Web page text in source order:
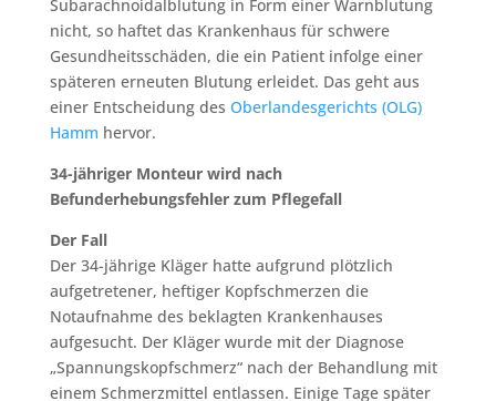
Subarachnoidalblutung in Form einer Warnblutung
nicht, so haftet das Krankenhaus für schwere
Gesundheitsschäden, die ein Patient infolge einer
späteren erneuten Blutung erleidet. Das geht aus
einer Entscheidung des Oberlandesgerichts (OLG)
Hamm hervor.
34-jähriger Monteur wird nach
Befunderhebungsfehler zum Pflegefall
Der Fall
Der 34-jährige Kläger hatte aufgrund plötzlich
aufgetretener, heftiger Kopfschmerzen die
Notaufnahme des beklagten Krankenhauses
aufgesucht. Der Kläger wurde mit der Diagnose
„Spannungskopfschmerz“ nach der Behandlung mit
einem Schmerzmittel entlassen. Einige Tage später